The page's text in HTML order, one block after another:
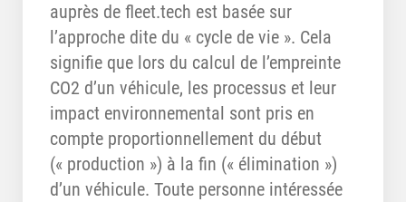
auprès de fleet.tech est basée sur
l’approche dite du « cycle de vie ». Cela
signifie que lors du calcul de l’empreinte
CO2 d’un véhicule, les processus et leur
impact environnemental sont pris en
compte proportionnellement du début
(« production ») à la fin (« élimination »)
d’un véhicule. Toute personne intéressée